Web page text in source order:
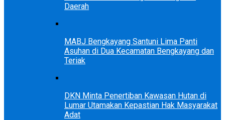
Daerah
MABJ Bengkayang Santuni Lima Panti
Asuhan di Dua Kecamatan Bengkayang dan
Teriak
DKN Minta Penertiban Kawasan Hutan di
Lumar Utamakan Kepastian Hak Masyarakat
Adat